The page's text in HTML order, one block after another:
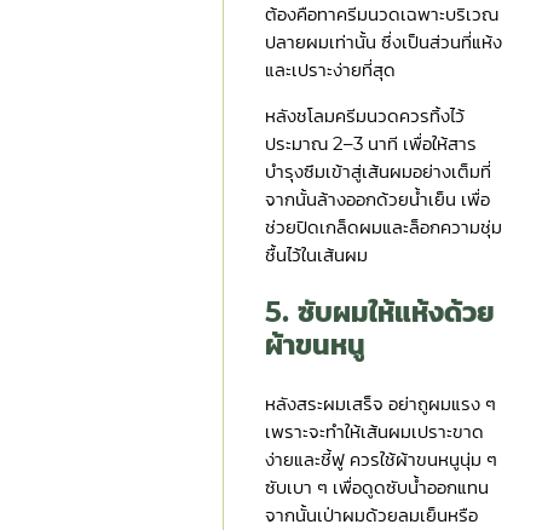
ต้องคือทาครีมนวดเฉพาะบริเวณ
ปลายผมเท่านั้น ซึ่งเป็นส่วนที่แห้ง
และเปราะง่ายที่สุด
หลังชโลมครีมนวดควรทิ้งไว้
ประมาณ 2–3 นาที เพื่อให้สาร
บำรุงซึมเข้าสู่เส้นผมอย่างเต็มที่
จากนั้นล้างออกด้วยน้ำเย็น เพื่อ
ช่วยปิดเกล็ดผมและล็อกความชุ่ม
ชื้นไว้ในเส้นผม
5. ซับผมให้แห้งด้วย
ผ้าขนหนู
หลังสระผมเสร็จ อย่าถูผมแรง ๆ
เพราะจะทำให้เส้นผมเปราะขาด
ง่ายและชี้ฟู ควรใช้ผ้าขนหนูนุ่ม ๆ
ซับเบา ๆ เพื่อดูดซับน้ำออกแทน
จากนั้นเป่าผมด้วยลมเย็นหรือ